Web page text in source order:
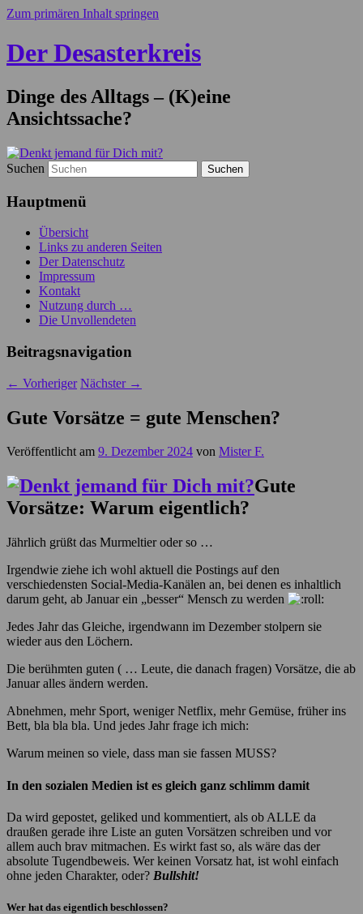
Zum primären Inhalt springen
Der Desasterkreis
Dinge des Alltags – (K)eine
Ansichtssache?
Suchen
Hauptmenü
Übersicht
Links zu anderen Seiten
Der Datenschutz
Impressum
Kontakt
Nutzung durch …
Die Unvollendeten
Beitragsnavigation
← Vorheriger Nächster →
Gute Vorsätze = gute Menschen?
Veröffentlicht am 9. Dezember 2024 von Mister F.
Gute
Vorsätze: Warum eigentlich?
Jährlich grüßt das Murmeltier oder so …
Irgendwie ziehe ich wohl aktuell die Postings auf den
verschiedensten Social-Media-Kanälen an, bei denen es inhaltlich
darum geht, ab Januar ein „besser“ Mensch zu werden
Jedes Jahr das Gleiche, irgendwann im Dezember stolpern sie
wieder aus den Löchern.
Die berühmten guten ( … Leute, die danach fragen) Vorsätze, die ab
Januar alles ändern werden.
Abnehmen, mehr Sport, weniger Netflix, mehr Gemüse, früher ins
Bett, bla bla bla. Und jedes Jahr frage ich mich:
Warum meinen so viele, dass man sie fassen MUSS?
In den sozialen Medien ist es gleich ganz schlimm damit
Da wird gepostet, geliked und kommentiert, als ob ALLE da
draußen gerade ihre Liste an guten Vorsätzen schreiben und vor
allem auch brav mitmachen. Es wirkt fast so, als wäre das der
absolute Tugendbeweis. Wer keinen Vorsatz hat, ist wohl einfach
ohne jeden Charakter, oder? Bullshit!
Wer hat das eigentlich beschlossen?